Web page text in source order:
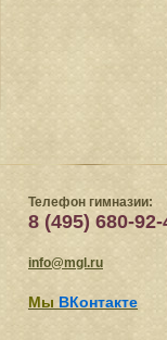
Телефон гимназии:
8 (495) 680-92-
info@mgl.ru
Мы ВКонтакте